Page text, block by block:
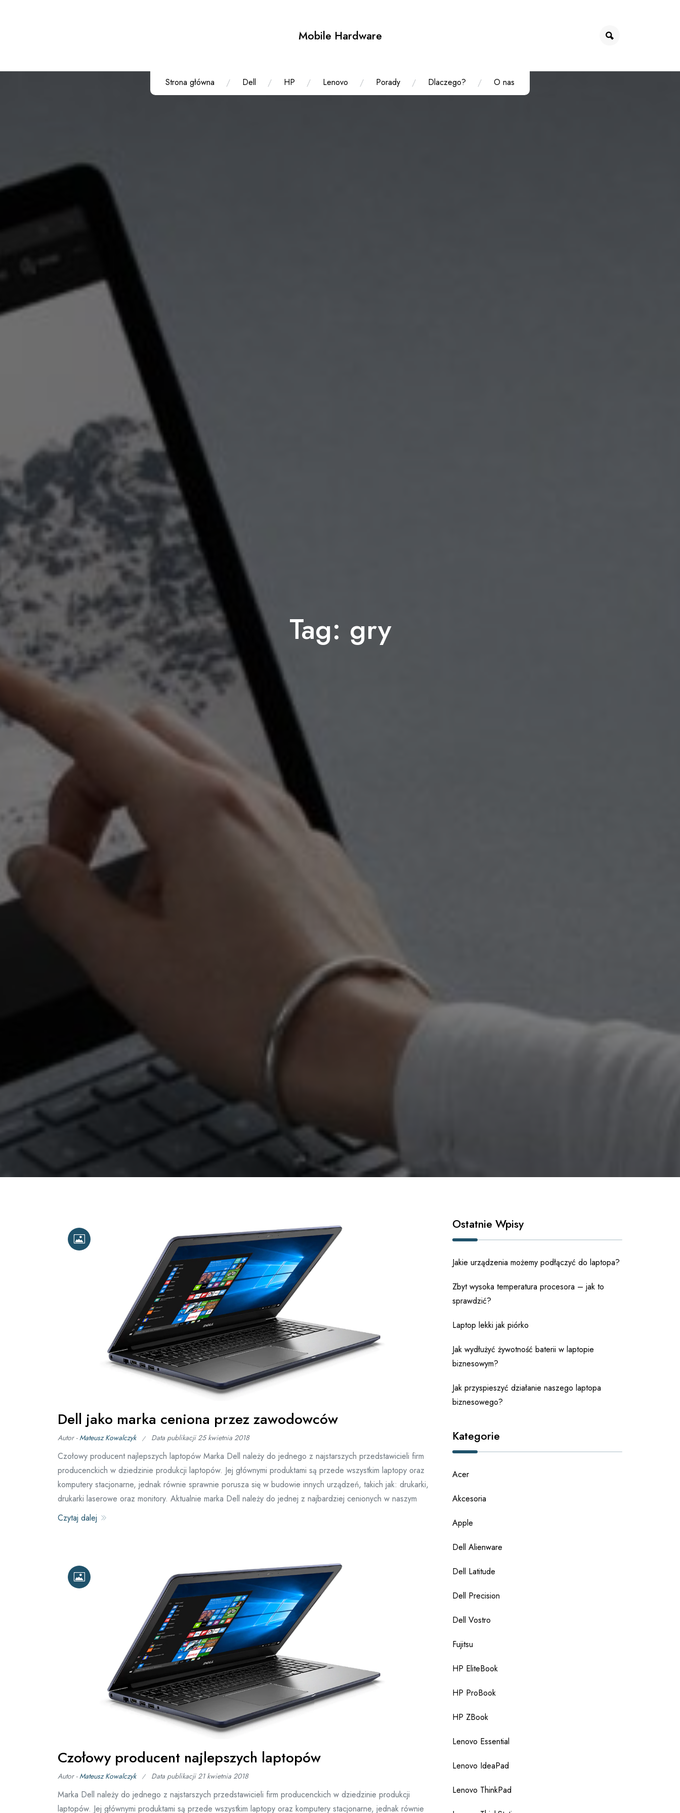
Mobile Hardware
Strona główna Dell HP Lenovo Porady Dlaczego? O nas
Tag: gry
Dell jako marka ceniona przez zawodowców
Autor -Mateusz Kowalczyk Data publikacji25 kwietnia 2018
Czołowy producent najlepszych laptopów Marka Dell należy do jednego z najstarszych przedstawicieli firm
producenckich w dziedzinie produkcji laptopów. Jej głównymi produktami są przede wszystkim laptopy oraz
komputery stacjonarne, jednak równie sprawnie porusza się w budowie innych urządzeń, takich jak: drukarki,
drukarki laserowe oraz monitory. Aktualnie marka Dell należy do jednej z najbardziej cenionych w naszym
Czytaj dalej
Czołowy producent najlepszych laptopów
Autor -Mateusz Kowalczyk Data publikacji21 kwietnia 2018
Marka Dell należy do jednego z najstarszych przedstawicieli firm producenckich w dziedzinie produkcji
laptopów. Jej głównymi produktami są przede wszystkim laptopy oraz komputery stacjonarne, jednak równie
Ostatnie Wpisy
Jakie urządzenia możemy podłączyć do laptopa?
Zbyt wysoka temperatura procesora – jak to
sprawdzić?
Laptop lekki jak piórko
Jak wydłużyć żywotność baterii w laptopie
biznesowym?
Jak przyspieszyć działanie naszego laptopa
biznesowego?
Kategorie
Acer
Akcesoria
Apple
Dell Alienware
Dell Latitude
Dell Precision
Dell Vostro
Fujitsu
HP EliteBook
HP ProBook
HP ZBook
Lenovo Essential
Lenovo IdeaPad
Lenovo ThinkPad